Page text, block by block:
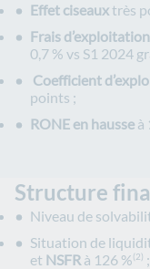
Effet ciseauxtrès
Frais d’exploitation
0,7 % vs S1 2024
Coefficient
points ;
RONE en hausse à
Structure
Niveau de
Situation de
et NSFR à 126 %(2) ;